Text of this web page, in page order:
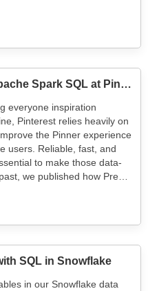
Interactive Querying with Apache Spark SQL at Pinterest
everyone inspiration
Pinterest relies heavily on
the Pinner experience
users. Reliable, fast, and
to make those data-
we published how Presto
querying platform
of data daily with Apache
the way, and our
share how we made
SQL in Snowflake
in our Snowflake data